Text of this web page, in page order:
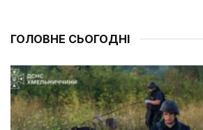
ГОЛОВНЕ СЬОГОДНІ